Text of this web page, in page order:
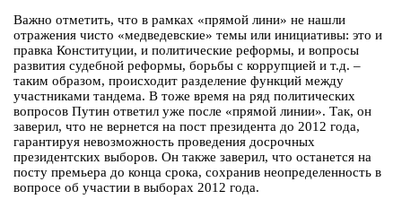
Важно отметить, что в рамках «прямой лини» не нашли
отражения чисто «медведевские» темы или инициативы: это и
правка Конституции, и политические реформы, и вопросы
развития судебной реформы, борьбы с коррупцией и т.д. –
таким образом, происходит разделение функций между
участниками тандема. В тоже время на ряд политических
вопросов Путин ответил уже после «прямой линии». Так, он
заверил, что не вернется на пост президента до 2012 года,
гарантируя невозможность проведения досрочных
президентских выборов. Он также заверил, что останется на
посту премьера до конца срока, сохранив неопределенность в
вопросе об участии в выборах 2012 года.